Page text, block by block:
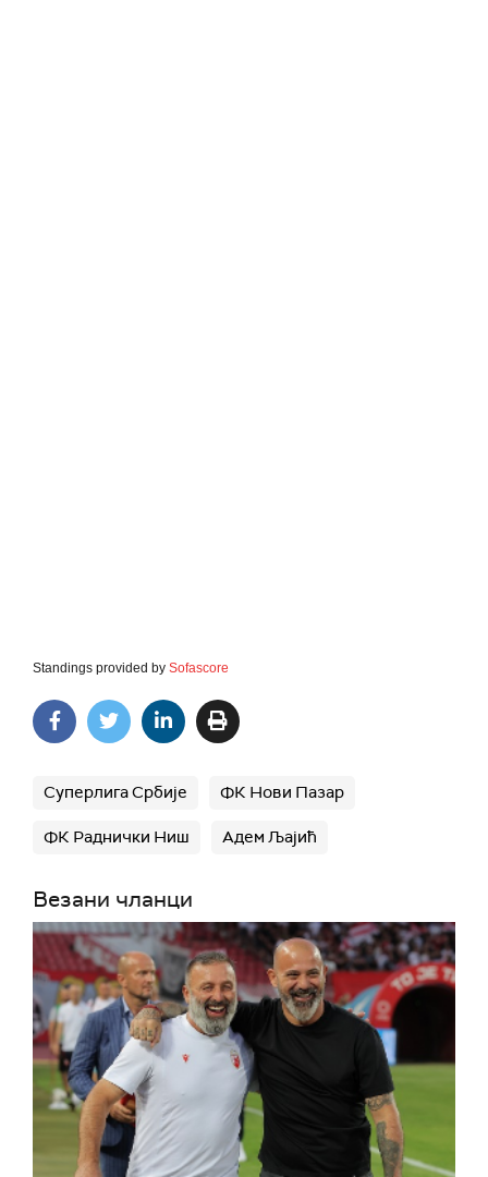
Standings provided by Sofascore
Суперлига Србије ФК Нови Пазар
ФК Раднички Ниш Адем Љајић
Везани чланци